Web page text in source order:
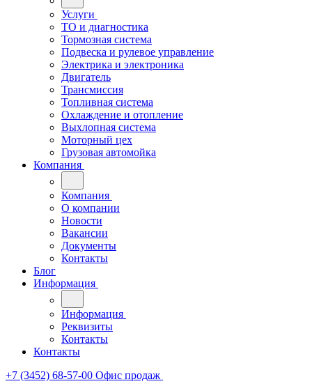
Услуги
ТО и диагностика
Тормозная система
Подвеска и рулевое управление
Электрика и электроника
Двигатель
Трансмиссия
Топливная система
Охлаждение и отопление
Выхлопная система
Моторный цех
Грузовая автомойка
Компания
Компания
О компании
Новости
Вакансии
Документы
Контакты
Блог
Информация
Информация
Реквизиты
Контакты
Контакты
+7 (3452) 68-57-00 Офис продаж